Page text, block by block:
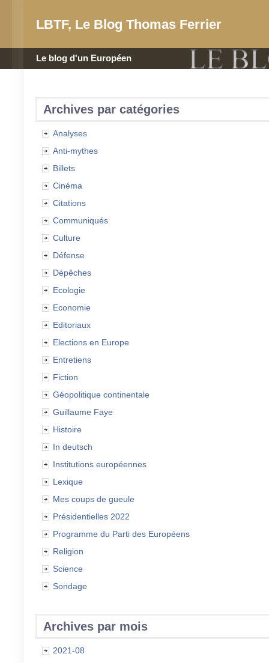
LBTF, Le Blog Thomas Ferrier
Le blog d'un Européen
Archives par catégories
Analyses
Anti-mythes
Billets
Cinéma
Citations
Communiqués
Culture
Défense
Dépêches
Ecologie
Economie
Editoriaux
Elections en Europe
Entretiens
Fiction
Géopolitique continentale
Guillaume Faye
Histoire
In deutsch
Institutions européennes
Lexique
Mes coups de gueule
Présidentielles 2022
Programme du Parti des Européens
Religion
Science
Sondage
Archives par mois
2021-08